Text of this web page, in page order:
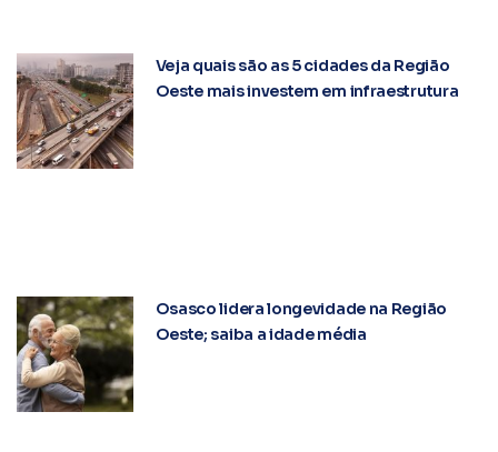
Veja quais são as 5 cidades da Região
Oeste mais investem em infraestrutura
Osasco lidera longevidade na Região
Oeste; saiba a idade média